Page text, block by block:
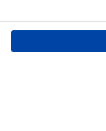
Westray (WRY)